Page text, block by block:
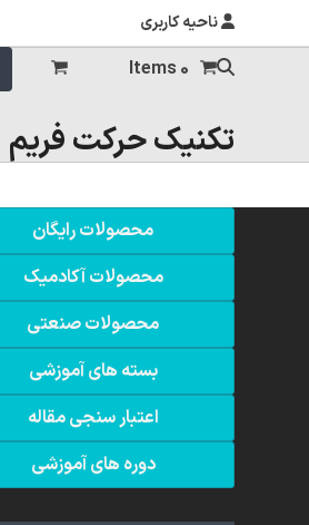
ناحیه کاربری
0 Items
تکنیک حرکت فریم
محصولات رایگان
محصولات آکادمیک
محصولات صنعتی
بسته های آموزشی
اعتبار سنجی مقاله
دوره های آموزشی